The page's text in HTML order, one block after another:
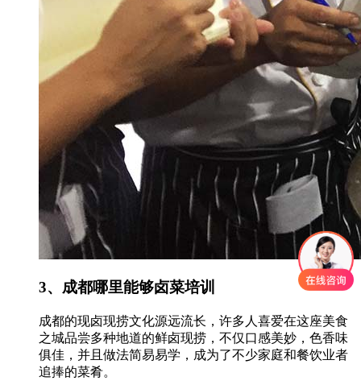
3、成都哪里能够卤菜培训
成都的现卤现捞文化源远流长，许多人喜爱在这座美食
之城品尝多种地道的鲜卤现捞，不仅口感美妙，色香味
俱佳，并且做法简易易学，成为了不少家庭和餐饮业者
追捧的菜肴。